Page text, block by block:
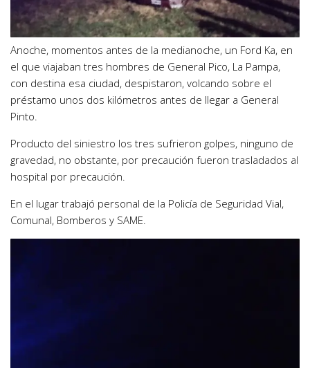
Anoche, momentos antes de la medianoche, un Ford Ka, en
el que viajaban tres hombres de General Pico, La Pampa,
con destina esa ciudad, despistaron, volcando sobre el
préstamo unos dos kilómetros antes de llegar a General
Pinto.
Producto del siniestro los tres sufrieron golpes, ninguno de
gravedad, no obstante, por precaución fueron trasladados al
hospital por precaución.
En el lugar trabajó personal de la Policía de Seguridad Vial,
Comunal, Bomberos y SAME.